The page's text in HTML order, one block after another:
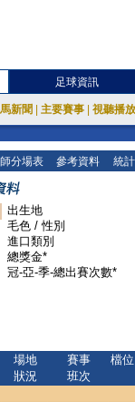
足球資訊
新聞 主要賽事 視聽播
分場表 參考資料 統
出生地
毛色 / 性別
進口類別
總獎金*
冠-亞-季-總出賽次數*
場地
狀況
賽事
班次
檔位